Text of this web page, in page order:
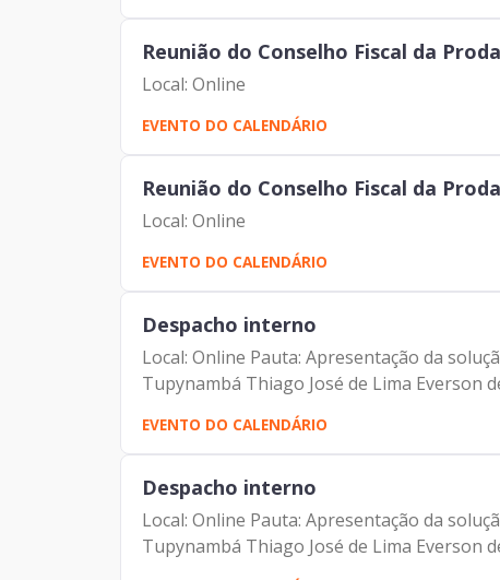
Reunião do Conselho Fiscal da
Local: Online
EVENTO DO CALENDÁRIO
Reunião do Conselho Fiscal da
Local: Online
EVENTO DO CALENDÁRIO
Despacho interno
Local: Online Pauta: Apresentação da
Tupynambá Thiago José de Lima Everson
EVENTO DO CALENDÁRIO
Despacho interno
Local: Online Pauta: Apresentação da
Tupynambá Thiago José de Lima Everson